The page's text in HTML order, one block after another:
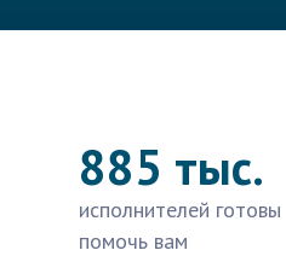
885 тыс.
исполнителей готовы
помочь вам